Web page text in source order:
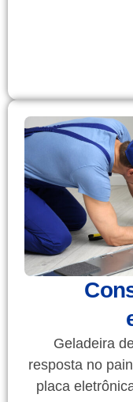
Geladeira
resposta no
placa